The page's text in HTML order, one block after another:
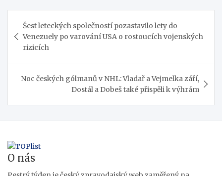
Navigace
pro
příspěvek
Šest leteckých společností pozastavilo lety do
Venezuely po varování USA o rostoucích vojenských
rizicích
Noc českých gólmanů v NHL: Vladař a Vejmelka září,
Dostál a Dobeš také přispěli k výhrám
O nás